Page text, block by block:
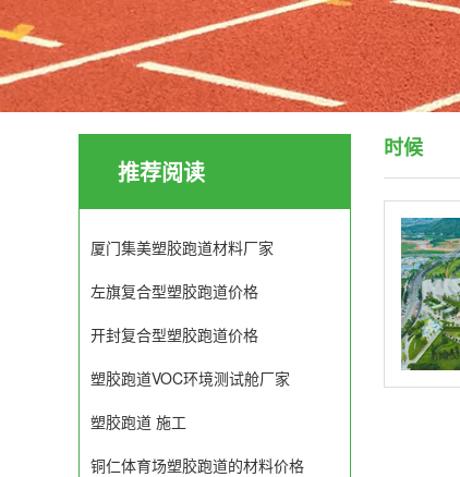
推荐阅读
厦门集美塑胶跑道材料厂家
左旗复合型塑胶跑道价格
开封复合型塑胶跑道价格
塑胶跑道VOC环境测试舱厂家
塑胶跑道 施工
铜仁体育场塑胶跑道的材料价格
时候